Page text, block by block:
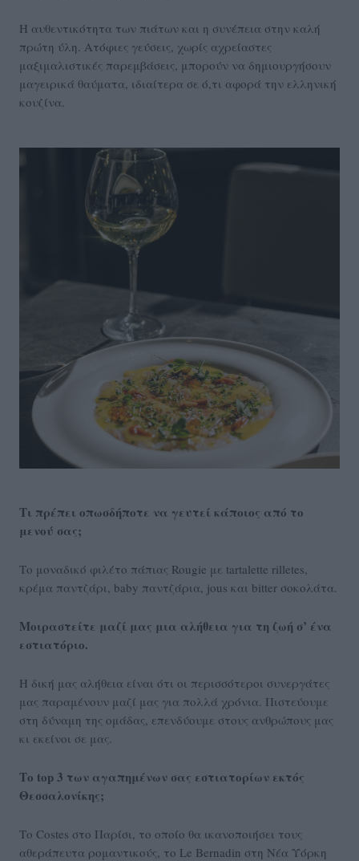
Η αυθεντικότητα των πιάτων και η συνέπεια στην καλή
πρώτη ύλη. Ατόφιες γεύσεις, χωρίς αχρείαστες
μαξιμαλιστικές παρεμβάσεις, μπορούν να δημιουργήσουν
μαγειρικά θαύματα, ιδιαίτερα σε ό,τι αφορά την ελληνική
κουζίνα.
Τι πρέπει οπωσδήποτε να γευτεί κάποιος από το
μενού σας;
Το μοναδικό φιλέτο πάπιας Rougie με tartalette rilletes,
κρέμα παντζάρι, baby παντζάρια, jous και bitter σοκολάτα.
Μοιραστείτε μαζί μας μια αλήθεια για τη ζωή σ’ ένα
εστιατόριο.
Η δική μας αλήθεια είναι ότι οι περισσότεροι συνεργάτες
μας παραμένουν μαζί μας για πολλά χρόνια. Πιστεύουμε
στη δύναμη της ομάδας, επενδύουμε στους ανθρώπους μας
κι εκείνοι σε μας.
Το top 3 των αγαπημένων σας εστιατορίων εκτός
Θεσσαλονίκης;
Το Costes στο Παρίσι, το οποίο θα ικανοποιήσει τους
αθεράπευτα ρομαντικούς, το Le Bernadin στη Νέα Υόρκη